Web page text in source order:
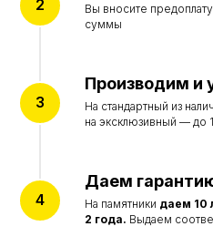
Вы вносите предоплату
суммы
Производим и
На стандартный из
на эксклюзивный — до
Даем
На памятники даем 10
2 года. Выдаем
Разработка сайта accent-web
Цены на сайте не являются договором
и представлены в ознакомительных
© Все права защищены 2015-2026